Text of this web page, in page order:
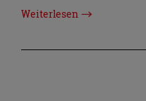
Weiterlesen